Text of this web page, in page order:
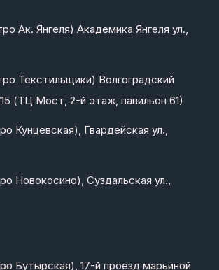
Ак. Янгеля) Академика Янгеля ул.,
Текстильщики) Волгоградский
(ТЦ Мост, 2-й этаж, павильон 61)
Кунцевская), Гвардейская ул.,
Новокосино), Суздальская ул.,
Бутырская), 17-й проезд марьиной